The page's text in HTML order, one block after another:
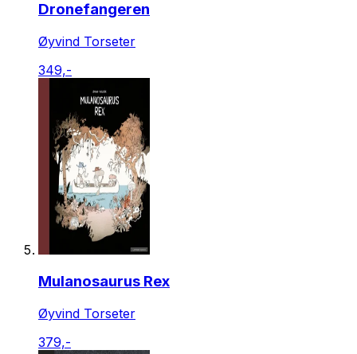
Dronefangeren
Øyvind Torseter
349,-
Mulanosaurus Rex
Øyvind Torseter
379,-